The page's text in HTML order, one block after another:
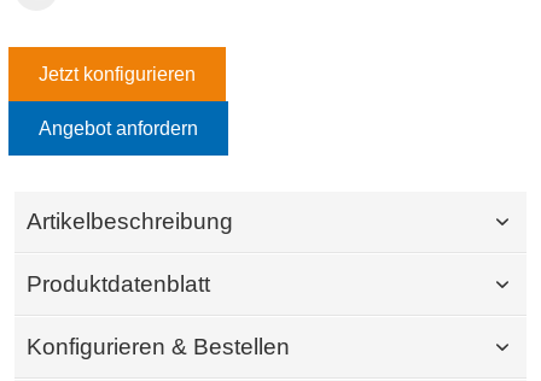
Jetzt konfigurieren
Angebot anfordern
Artikelbeschreibung
Produktdatenblatt
Konfigurieren & Bestellen